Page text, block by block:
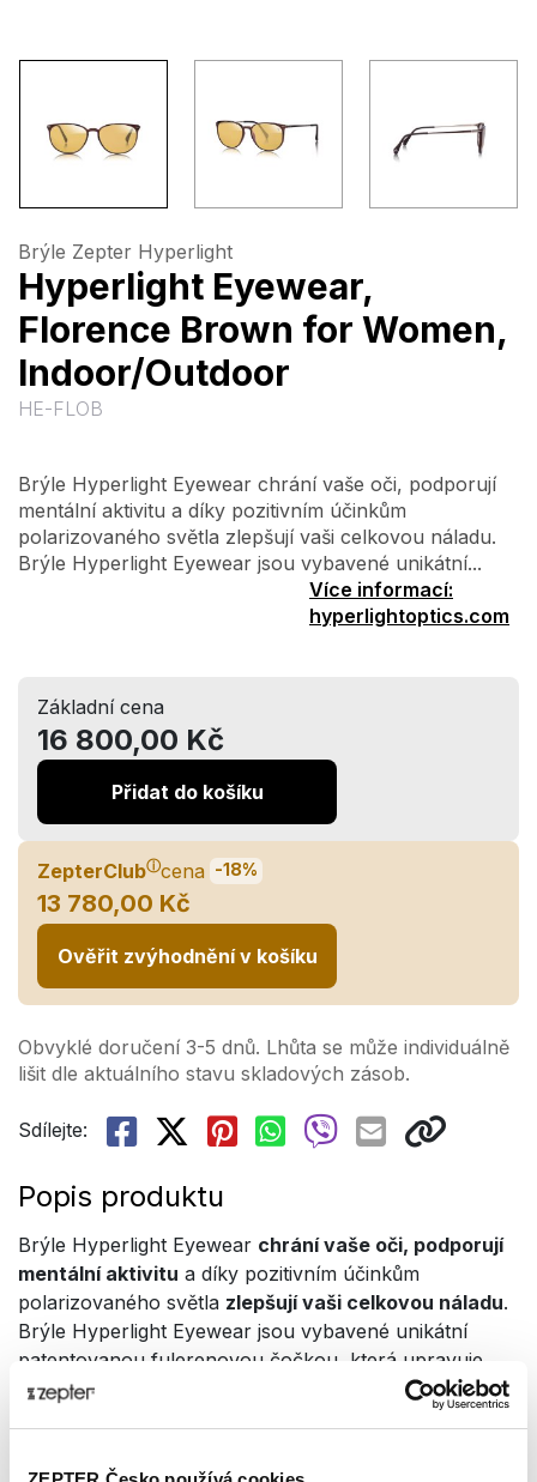
Brýle Zepter Hyperlight
Hyperlight Eyewear,
Florence Brown for Women,
Indoor/Outdoor
HE-FLOB
Brýle Hyperlight Eyewear chrání vaše oči, podporují
mentální aktivitu a díky pozitivním účinkům
polarizovaného světla zlepšují vaši celkovou náladu.
Brýle Hyperlight Eyewear jsou vybavené unikátní...
Více informací:
hyperlightoptics.com
Základní cena
16 800,00 Kč
Přidat do košíku
ZepterClubⓘcena -18%
13 780,00 Kč
Ověřit zvýhodnění v košíku
Obvyklé doručení 3-5 dnů. Lhůta se může individuálně
lišit dle aktuálního stavu skladových zásob.
Sdílejte:
Popis produktu
Brýle Hyperlight Eyewear chrání vaše oči, podporují
mentální aktivitu a díky pozitivním účinkům
polarizovaného světla zlepšují vaši celkovou náladu.
Brýle Hyperlight Eyewear jsou vybavené unikátní
patentovanou fulerenovou čočkou, která upravuje
škodlivé vlnové délky světla na oku přirozené a zdravé
Chrání vaše oči před škodlivým modrým LED